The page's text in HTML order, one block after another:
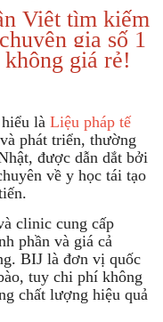
Việt tìm kiếm
gia số 1
giá rẻ!
là Liệu pháp tế
phát triển, thường
được dẫn dắt bởi
về y học tái tạo
clinic cung cấp
phần và giá cả
BIJ là đơn vị quốc
tuy chi phí không
chất lượng hiệu quả